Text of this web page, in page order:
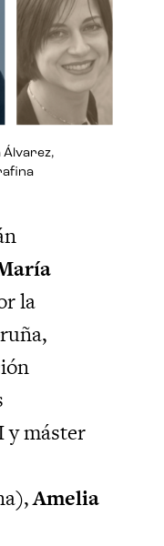
Álvarez,
la
y máster
Amelia